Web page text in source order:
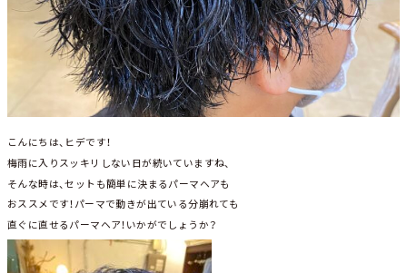
こんにちは、ヒデです！
梅雨に入りスッキリしない日が続いていますね、
そんな時は、セットも簡単に決まるパーマヘアも
おススメです！パーマで動きが出ている分崩れても
直ぐに直せるパーマヘア！いかがでしょうか？